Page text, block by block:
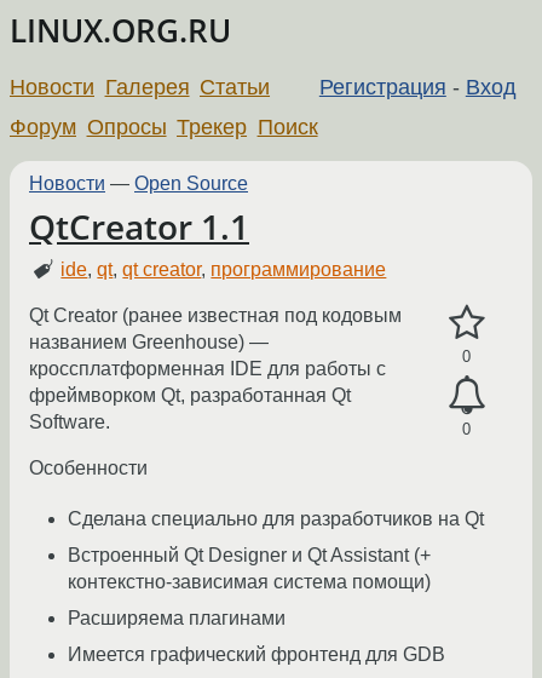
LINUX.ORG.RU
Регистрация - Вход
Новости Галерея Статьи
Форум Опросы Трекер Поиск
Новости — Open Source
QtCreator 1.1
ide,qt,qt creator, программирование
0
0
Qt Creator (ранее известная под кодовым
названием Greenhouse) —
кроссплатформенная IDE для работы с
фреймворком Qt, разработанная Qt
Software.
Особенности
Сделана специально для разработчиков на Qt
Встроенный Qt Designer и Qt Assistant (+
контекстно-зависимая система помощи)
Расширяема плагинами
Имеется графический фронтенд для GDB